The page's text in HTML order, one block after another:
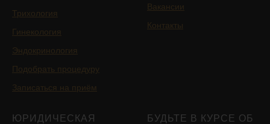
Трихология
Гинекология
Эндокринология
Подобрать процедуру
Записаться на приём
Вакансии
Контакты
ЮРИДИЧЕСКАЯ
БУДЬТЕ В КУРСЕ ОБ